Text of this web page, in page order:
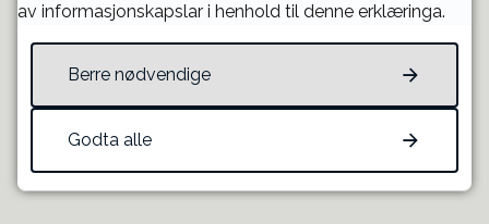
Kommunen minner også om at dyreeigar har ei plikt til
sjå etter dyra sine (vaktarplikta) og sjekke at alle dyr er
friske.
Publisert 05.06.2026 12.48
av informasjonskapslar i henhold til denne erklæringa.
Berre nødvendige
Godta alle